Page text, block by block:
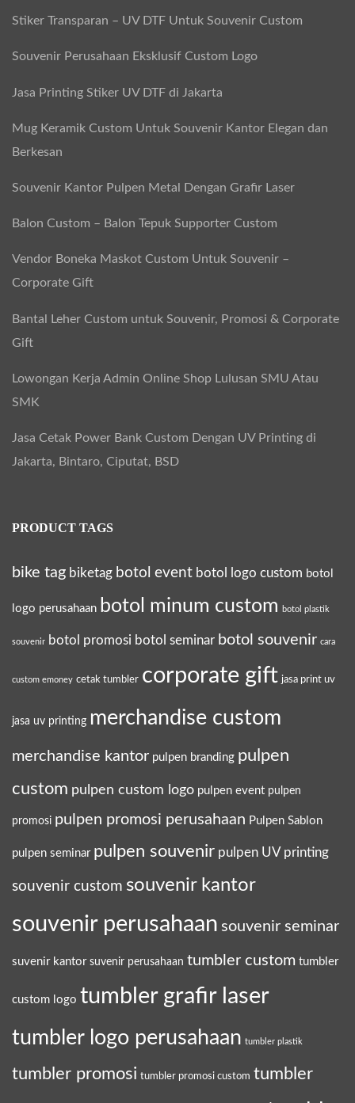
Stiker Transparan – UV DTF Untuk Souvenir Custom
Souvenir Perusahaan Eksklusif Custom Logo
Jasa Printing Stiker UV DTF di Jakarta
Mug Keramik Custom Untuk Souvenir Kantor Elegan dan
Berkesan
Souvenir Kantor Pulpen Metal Dengan Grafir Laser
Balon Custom – Balon Tepuk Supporter Custom
Vendor Boneka Maskot Custom Untuk Souvenir –
Corporate Gift
Bantal Leher Custom untuk Souvenir, Promosi & Corporate
Gift
Lowongan Kerja Admin Online Shop Lulusan SMU Atau
SMK
Jasa Cetak Power Bank Custom Dengan UV Printing di
Jakarta, Bintaro, Ciputat, BSD
PRODUCT TAGS
bike tag biketag botol event botol logo custom botol
logo perusahaan botol minum custom botol plastik
souvenir botol promosi botol seminar botol souvenir cara
custom emoney cetak tumbler corporate gift jasa print uv
jasa uv printing merchandise custom
merchandise kantor pulpen branding pulpen
custom pulpen custom logo pulpen event pulpen
promosi pulpen promosi perusahaan Pulpen Sablon
pulpen seminar pulpen souvenir pulpen UV printing
souvenir custom souvenir kantor
souvenir perusahaan souvenir seminar
suvenir kantor suvenir perusahaan tumbler custom tumbler
custom logo tumbler grafir laser
tumbler logo perusahaan tumbler plastik
tumbler promosi tumbler promosi custom tumbler